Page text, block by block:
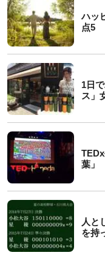
ハッ
点5
1日
ス」
葉」
人と
を持